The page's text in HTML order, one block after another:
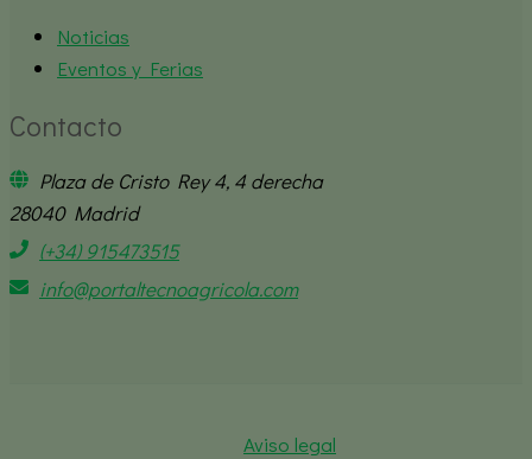
Noticias
Eventos y Ferias
Contacto
Plaza de Cristo Rey 4, 4 derecha
28040 Madrid
(+34) 915473515
info@portaltecnoagricola.com
Aviso legal